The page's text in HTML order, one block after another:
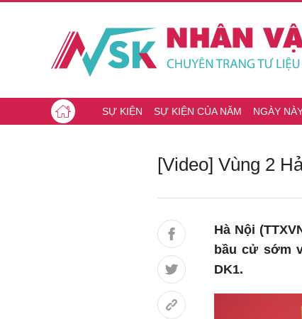
SỰ KIỆN SỰ KIỆN CỦA NĂM NGÀY
[Video] Vùng 2
Hà Nội
bầu cử sớm
DK1.